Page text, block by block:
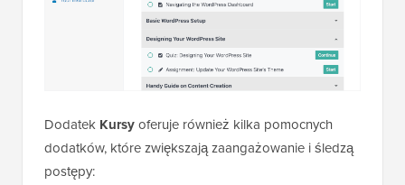
Dodatek Kursyoferuje również kilka pomocnych
dodatków, które zwiększają zaangażowanie i śledzą
postępy: